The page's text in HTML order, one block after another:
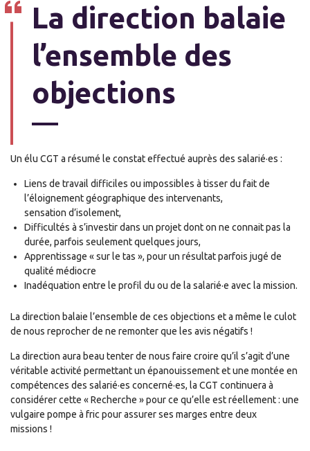
La direction balaie
l’ensemble des
objections
Un élu CGT a résumé le constat effectué auprès des salarié·es :
Liens de travail difficiles ou impossibles à tisser du fait de
l’éloignement géographique des intervenants,
sensation d’isolement,
Difficultés à s’investir dans un projet dont on ne connait pas la
durée, parfois seulement quelques jours,
Apprentissage « sur le tas », pour un résultat parfois jugé de
qualité médiocre
Inadéquation entre le profil du ou de la salarié·e avec la mission.
La direction balaie l’ensemble de ces objections et a même le culot
de nous reprocher de ne remonter que les avis négatifs !
La direction aura beau tenter de nous faire croire qu’il s’agit d’une
véritable activité permettant un épanouissement et une montée en
compétences des salarié·es concerné·es, la CGT continuera à
considérer cette « Recherche » pour ce qu’elle est réellement : une
vulgaire pompe à fric pour assurer ses marges entre deux
missions !